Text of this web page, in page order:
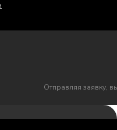
Отправляя заявку,